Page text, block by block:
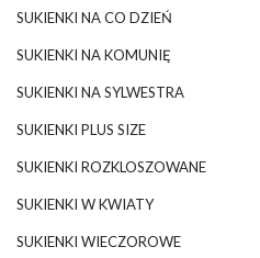
SUKIENKI NA CO DZIEŃ
SUKIENKI NA KOMUNIĘ
SUKIENKI NA SYLWESTRA
SUKIENKI PLUS SIZE
SUKIENKI ROZKLOSZOWANE
SUKIENKI W KWIATY
SUKIENKI WIECZOROWE